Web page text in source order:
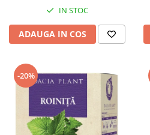
IN STOC
ADAUGA IN COS
-20%